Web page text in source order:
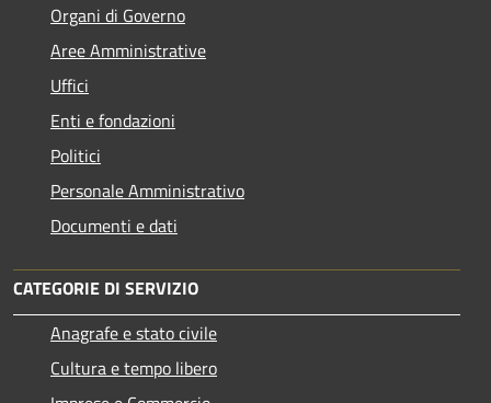
Organi di Governo
Aree Amministrative
Uffici
Enti e fondazioni
Politici
Personale Amministrativo
Documenti e dati
CATEGORIE DI SERVIZIO
Anagrafe e stato civile
Cultura e tempo libero